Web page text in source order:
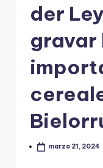
der
gravar
marzo 21, 2024